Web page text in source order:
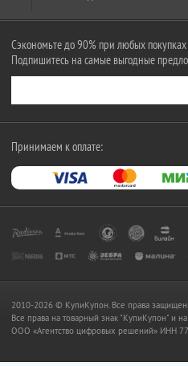
Сэкономьте до 90% при любых покупках
Подпишитесь на самые выгодные
Принимаем к оплате:
2010-2026 © КупиКупон. Все права
Все права на товарный знак "КупиКупон" и
OOO «Агентство цифровых решений» ИНН